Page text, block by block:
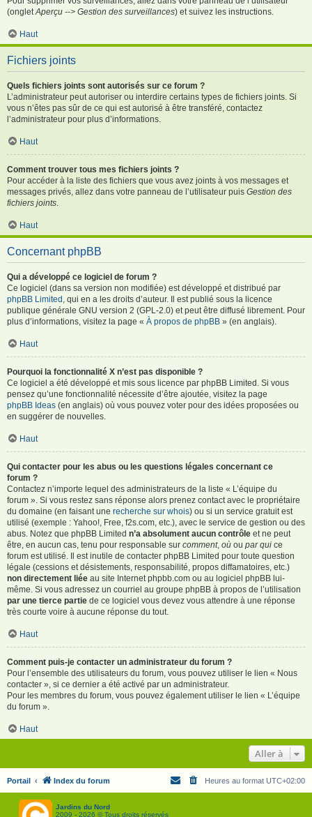
(onglet Aperçu --> Gestion des surveillances) et suivez les instructions.
Haut
Fichiers joints
Quels fichiers joints sont autorisés sur ce forum ?
L’administrateur peut autoriser ou interdire certains types de fichiers joints. Si
vous n’êtes pas sûr de ce qui est autorisé à être transféré, contactez
l’administrateur pour plus d’informations.
Haut
Comment trouver tous mes fichiers joints ?
Pour accéder à la liste des fichiers que vous avez joints à vos messages et
messages privés, allez dans votre panneau de l’utilisateur puis Gestion des
fichiers joints
Haut
Concernant phpBB
Qui a développé ce logiciel de forum ?
Ce logiciel (dans sa version non modifiée) est développé et distribué par
phpBB Limited , qui en a les droits d’auteur. Il est publié sous la licence
publique générale GNU version 2 (GPL-2.0) et peut être diffusé librement. Pour
plus d’informations, visitez la page « À propos de phpBB » (en anglais).
Haut
Pourquoi la fonctionnalité X n’est pas disponible ?
Ce logiciel a été développé et mis sous licence par phpBB Limited. Si vous
pensez qu’une fonctionnalité nécessite d’être ajoutée, visitez la page
phpBB Ideas (en anglais) où vous pouvez voter pour des idées proposées ou
en suggérer de nouvelles.
Haut
Qui contacter pour les abus ou les questions légales concernant ce
forum ?
Contactez n’importe lequel des administrateurs de la liste « L’équipe du
forum ». Si vous restez sans réponse alors prenez contact avec le propriétaire
du domaine (en faisant une recherche sur whois) ou si un service gratuit est
utilisé (exemple : Yahoo!, Free, f2s.com, etc.), avec le service de gestion ou des
abus. Notez que phpBB Limited n’a absolument aucun contrôle et ne peut
être, en aucun cas, tenu pour responsable sur comment, où ou par qui ce
forum est utilisé. Il est inutile de contacter phpBB Limited pour toute question
légale (cessions et désistements, responsabilité, propos diffamatoires, etc.)
non directement liée au site Internet phpbb.com ou au logiciel phpBB lui-
même. Si vous adressez un courriel au groupe phpBB à propos de l’utilisation
par une tierce partie de ce logiciel vous devez vous attendre à une réponse
très courte voire à aucune réponse du tout.
Haut
Comment puis-je contacter un administrateur du forum ?
Pour l’ensemble des utilisateurs du forum, vous pouvez utiliser le lien « Nous
contacter », si ce dernier a été activé par un administrateur.
Pour les membres du forum, vous pouvez également utiliser le lien « L’équipe
du forum ».
Haut
Aller à
Portail Index du forum Heures au format UTC+02:00
Jardins du Nord
2009 - 2026 © Tous droits réservés